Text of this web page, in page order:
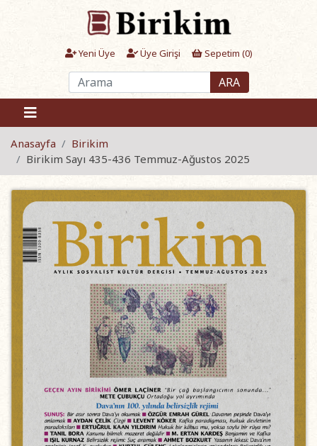
Yeni Üye Üye Girişi Sepetim (0)
ARA
Anasayfa
Birikim
Birikim Sayı 435-436 Temmuz-Ağustos 2025